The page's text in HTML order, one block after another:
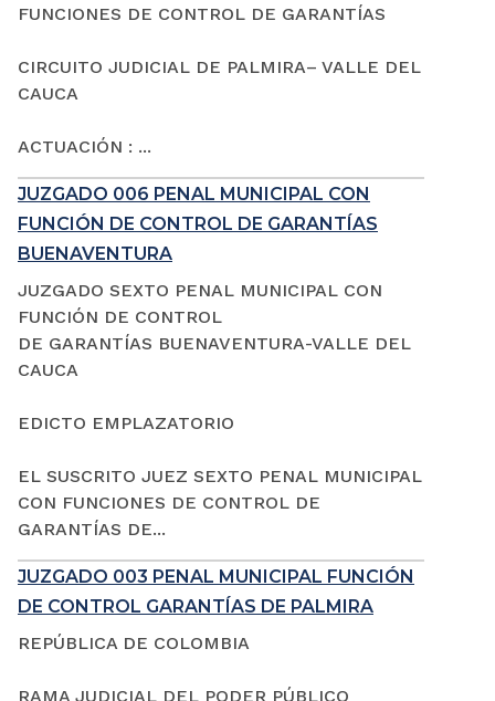
FUNCIONES DE CONTROL DE GARANTÍAS
CIRCUITO JUDICIAL DE PALMIRA– VALLE DEL
CAUCA
ACTUACIÓN : ...
JUZGADO 006 PENAL MUNICIPAL CON
FUNCIÓN DE CONTROL DE GARANTÍAS
BUENAVENTURA
JUZGADO SEXTO PENAL MUNICIPAL CON
FUNCIÓN DE CONTROL
DE GARANTÍAS BUENAVENTURA-VALLE DEL
CAUCA
EDICTO EMPLAZATORIO
EL SUSCRITO JUEZ SEXTO PENAL MUNICIPAL
CON FUNCIONES DE CONTROL DE
GARANTÍAS DE...
JUZGADO 003 PENAL MUNICIPAL FUNCIÓN
DE CONTROL GARANTÍAS DE PALMIRA
REPÚBLICA DE COLOMBIA
RAMA JUDICIAL DEL PODER PÚBLICO